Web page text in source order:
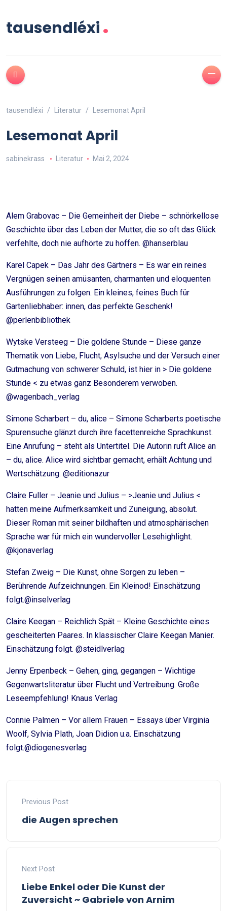
tausendléxi.
tausendléxi Literatur Lesemonat April
Lesemonat April
sabinekrass Literatur Mai 2, 2024
Alem Grabovac – Die Gemeinheit der Diebe – schnörkellose
Geschichte über das Leben der Mutter, die so oft das Glück
verfehlte, doch nie aufhörte zu hoffen. @hanserblau
Karel Capek – Das Jahr des Gärtners – Es war ein reines
Vergnügen seinen amüsanten, charmanten und eloquenten
Ausführungen zu folgen. Ein kleines, feines Buch für
Gartenliebhaber: innen, das perfekte Geschenk!
@perlenbibliothek
Wytske Versteeg – Die goldene Stunde – Diese ganze
Thematik von Liebe, Flucht, Asylsuche und der Versuch einer
Gutmachung von schwerer Schuld, ist hier in > Die goldene
Stunde < zu etwas ganz Besonderem verwoben.
@wagenbach_verlag
Simone Scharbert – du, alice – Simone Scharberts poetische
Spurensuche glänzt durch ihre facettenreiche Sprachkunst.
Eine Anrufung – steht als Untertitel. Die Autorin ruft Alice an
– du, alice. Alice wird sichtbar gemacht, erhält Achtung und
Wertschätzung. @editionazur
Claire Fuller – Jeanie und Julius – >Jeanie und Julius <
hatten meine Aufmerksamkeit und Zuneigung, absolut.
Dieser Roman mit seiner bildhaften und atmosphärischen
Sprache war für mich ein wundervoller Lesehighlight.
@kjonaverlag
Stefan Zweig – Die Kunst, ohne Sorgen zu leben –
Berührende Aufzeichnungen. Ein Kleinod! Einschätzung
folgt.@inselverlag
Claire Keegan – Reichlich Spät – Kleine Geschichte eines
gescheiterten Paares. In klassischer Claire Keegan Manier.
Einschätzung folgt. @steidlverlag
Jenny Erpenbeck – Gehen, ging, gegangen – Wichtige
Gegenwartsliteratur über Flucht und Vertreibung. Große
Leseempfehlung! Knaus Verlag
Connie Palmen – Vor allem Frauen – Essays über Virginia
Woolf, Sylvia Plath, Joan Didion u.a. Einschätzung
folgt.@diogenesverlag
Previous Post
die Augen sprechen
Next Post
Liebe Enkel oder Die Kunst der
Zuversicht ~ Gabriele von Arnim